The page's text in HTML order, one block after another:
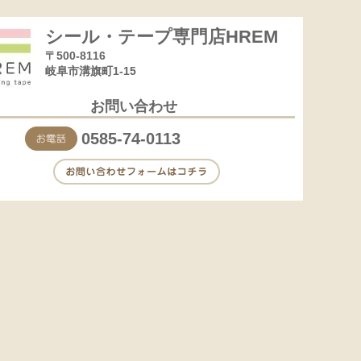
シール・テープ専門店HREM
〒500-8116
岐阜市溝旗町1-15
お問い合わせ
0585-74-0113